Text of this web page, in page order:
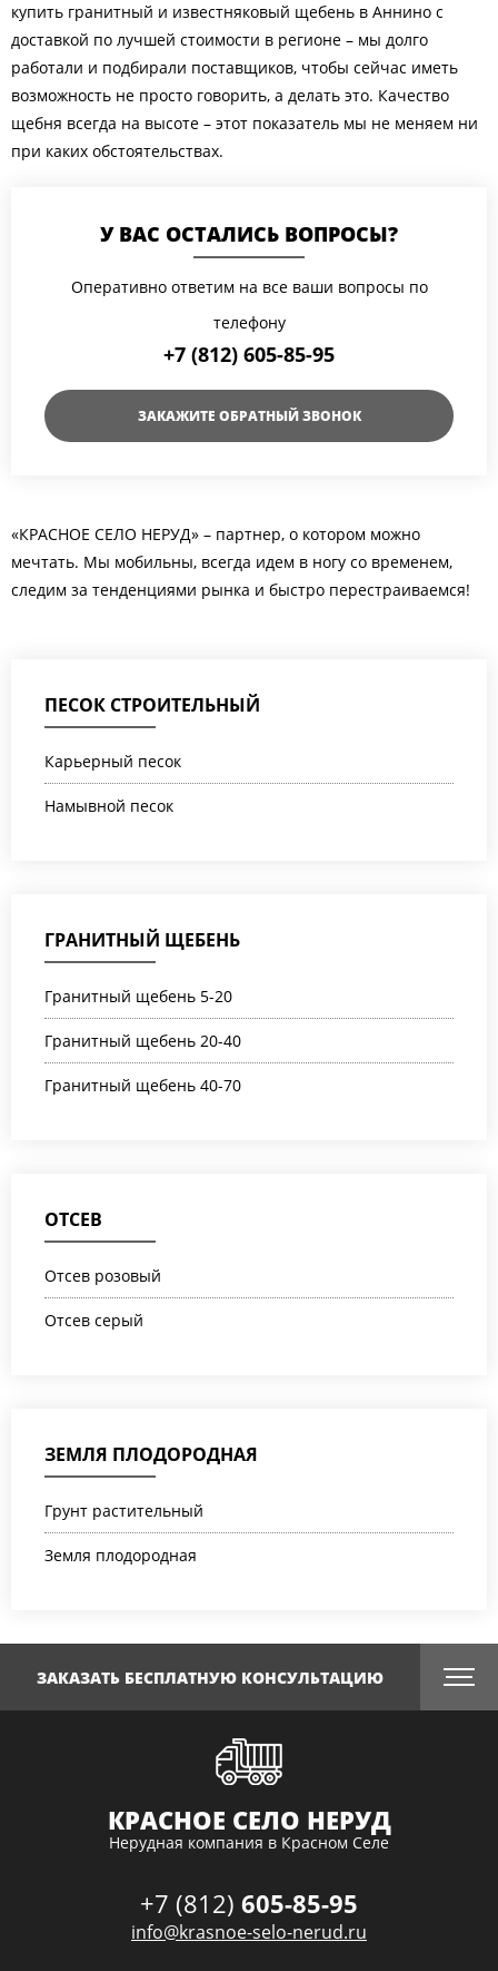
ПЕСОК СТРОИТЕЛЬНЫЙ
Карьерный песок
Намывной песок
ГРАНИТНЫЙ ЩЕБЕНЬ
Гранитный щебень 5-20
Гранитный щебень 20-40
Гранитный щебень 40-70
ОТСЕВ
Отсев розовый
Отсев серый
ЗЕМЛЯ ПЛОДОРОДНАЯ
Грунт растительный
Земля плодородная
купить гранитный и известняковый щебень в Аннино с
доставкой по лучшей стоимости в регионе – мы долго
работали и подбирали поставщиков, чтобы сейчас иметь
возможность не просто говорить, а делать это. Качество
щебня всегда на высоте – этот показатель мы не меняем ни
при каких обстоятельствах.
У ВАС ОСТАЛИСЬ ВОПРОСЫ?
Оперативно ответим на все ваши вопросы по
телефону
+7 (812) 605-85-95
ЗАКАЖИТЕ ОБРАТНЫЙ ЗВОНОК
«КРАСНОЕ СЕЛО НЕРУД» – партнер, о котором можно
мечтать. Мы мобильны, всегда идем в ногу со временем,
следим за тенденциями рынка и быстро перестраиваемся!
ЗАКАЗАТЬ БЕСПЛАТНУЮ КОНСУЛЬТАЦИЮ
КРАСНОЕ СЕЛО НЕРУД
Нерудная компания в Красном Селе
+7 (812) 605-85-95
info@krasnoe-selo-nerud.ru